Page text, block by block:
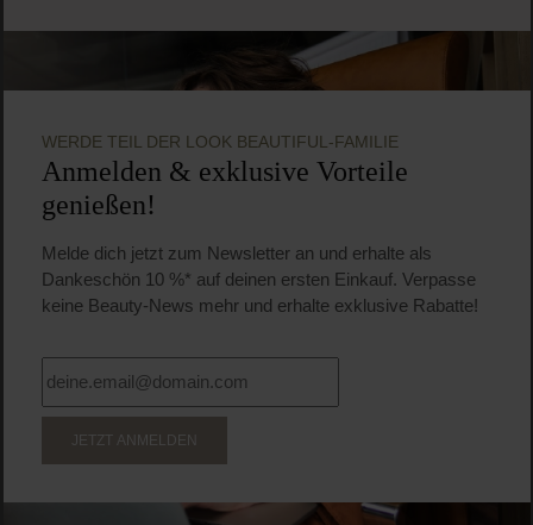
WERDE TEIL DER LOOK BEAUTIFUL-FAMILIE
Anmelden & exklusive Vorteile
genießen!
Melde dich jetzt zum Newsletter an und erhalte als
Dankeschön 10 %* auf deinen ersten Einkauf. Verpasse
keine Beauty-News mehr und erhalte exklusive Rabatte!
JETZT ANMELDEN